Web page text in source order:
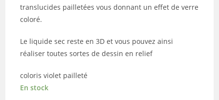
translucides pailletées vous donnant un effet de verre
coloré.
Le liquide sec reste en 3D et vous pouvez ainsi
réaliser toutes sortes de dessin en relief
coloris violet pailleté
En stock